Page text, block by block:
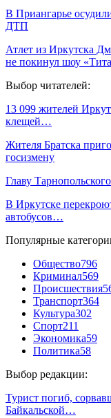
В Приангарье
ДТП
Атлет из Иркутска
не покинул шоу
Выбор читателей:
13 099 жителей
клещей…
Жителя Братска
госизмену
Главу
В Иркутске
автобусов…
Популярные
Общество796
Криминал569
Происшествия
Транспорт364
Культура302
Спорт211
Экономика59
Политика58
Выбор редакции:
Турист погиб,
Байкальской…